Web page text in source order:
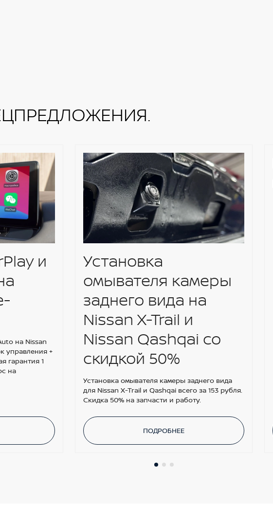
и
на Nissan
управления +
гарантия 1
на
Установка
омывателя камеры
заднего вида на
Nissan X-Trail и
Nissan Qashqai со
скидкой 50%
Установка омывателя камеры заднего вида
для Nissan X-Trail и Qashqai всего за 153 рубля.
Скидка 50% на запчасти и работу.
ПОДРОБНЕЕ